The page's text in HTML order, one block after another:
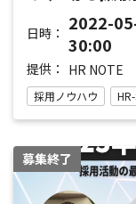
日時： 2022-
30:00
提供： HR NOTE
採用ノウハウ
募集終了